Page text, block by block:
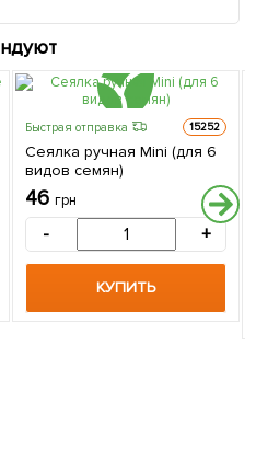
Быстрая отправка 15252
Сеялка ручная Mini (для 6
видов семян)
46 грн
- +
КУПИТЬ